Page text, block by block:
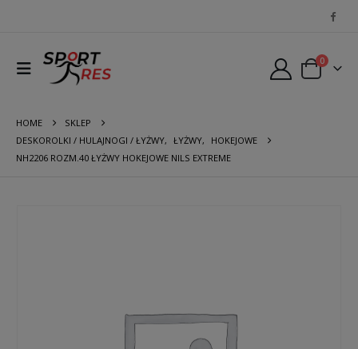
0
HOME
SKLEP
DESKOROLKI / HULAJNOGI / ŁYŻWY, ŁYŻWY,
HOKEJOWE
NH2206 ROZM.40 ŁYŻWY HOKEJOWE NILS EXTREME